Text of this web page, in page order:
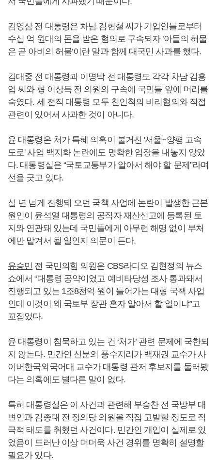
김영삼 전 대통령은 차남 김현철 씨가 기업인들로부터
수십 억 원대의 돈을 받은 혐의로 구속되자 '아들의 허물
은 곧 아비의 허물‘이란 말과 함께 대국민 사과를 했다.
김대중 전 대통령과 이명박 전 대통령도 각각 차남 김홍
업 씨와 형 이상득 전 의원의 구속에 국민들 앞에 머리를
숙였다. 세 전직 대통령 모두 친인척의 비리혐의와 직접
관련이 있어서 사과한 것이 아니다.
윤 대통령은 처가 특혜 의혹이 불거진 '서울~양평 고속
도로' 사업 백지화 논란에도 명확한 입장을 내놓지 않았
다. 대통령실은 “국토교통부가 알아서 해야 할 문제”라며
선을 긋고 있다.
십 년 넘게 진행돼 오던 국책 사업에 논란이 발생한 근본
원인이 윤석열 대통령의 공직자 재산신고에 등록된 토
지와 연관돼 있는데 국민들에게 아무런 해명 없이 부처
에만 맡겨서 될 일인지 의문이 든다.
유승민 전 국민의힘 의원은 CBS라디오 김현정의 뉴스
쇼에서 “대통령 공약이었고 예비타당성 조사 통과돼서
진행되고 있는 1조8천억 원이 들어가는 대형 국책 사업
인데 이것이 왜 국토부 장관 혼자 알아서 할 일이냐”고
꼬집었다.
윤 대통령이 침묵하고 있는 건 ‘처가’ 관련 문제에 국한되
지 않는다. 민간인 신분의 풍수지리가 백재권 교수가 사
이버한국외국어대 교수가 대통령 관저 후보지를 둘러봤
다는 의혹에도 별다른 말이 없다.
특히 대통령실은 이 사건과 관련해 부승찬 전 국방부 대
변인과 김종대 전 정의당 의원을 직접 고발할 정도로 적
극적 태도를 취했던 사건이다. 민간인 개입이 실제로 있
었음이 드러난 이상 더더욱 사건 경위를 명확히 설명할
필요가 있다.